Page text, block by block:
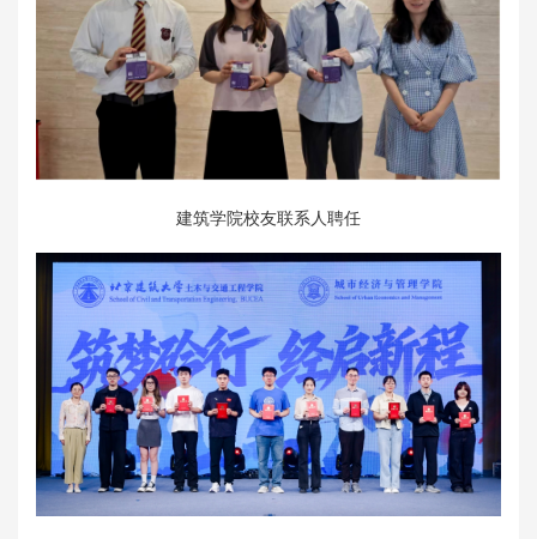
建筑学院校友联系人聘任